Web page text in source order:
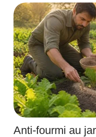
Anti-fourmi au